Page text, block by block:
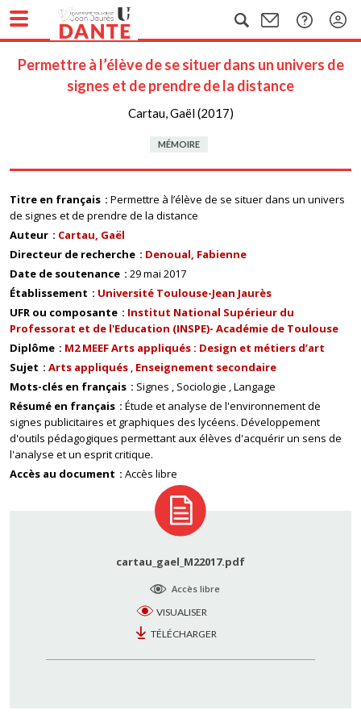
Permettre à l’élève de se situer dans un univers de
signes et de prendre de la distance
Cartau, Gaël (2017)
MÉMOIRE
Titre en français
Permettre à l’élève de se situer dans un univers
de signes et de prendre de la distance
Auteur
Cartau, Gaël
Directeur de recherche
Denoual, Fabienne
Date de soutenance
29 mai 2017
Établissement
Université Toulouse-Jean Jaurès
UFR ou composante
Institut National Supérieur du
Professorat et de l'Education (INSPE)- Académie de Toulouse
Diplôme
M2 MEEF Arts appliqués : Design et métiers d’art
Sujet
Arts appliqués Enseignement secondaire
Mots-clés en français
Signes Sociologie Langage
Résumé en français
Étude et analyse de l'environnement de
signes publicitaires et graphiques des lycéens. Développement
d'outils pédagogiques permettant aux élèves d'acquérir un sens de
l'analyse et un esprit critique.
Accès au document
Accès libre
cartau_gael_M22017.pdf
Accès libre
VISUALISER
TÉLÉCHARGER